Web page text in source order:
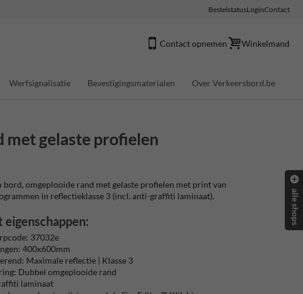
BestelstatusLoginContact
Contact opnemen Winkelmand
Werfsignalisatie Bevestigingsmaterialen Over Verkeersbord.be
met gelaste profielen
omgeplooide rand met gelaste profielen met print van
in reflectieklasse 3 (incl. anti-graffiti laminaat).
eigenschappen:
37032e
400x600mm
Maximale reflectie | Klasse 3
Dubbel omgeplooide rand
laminaat
alle shops